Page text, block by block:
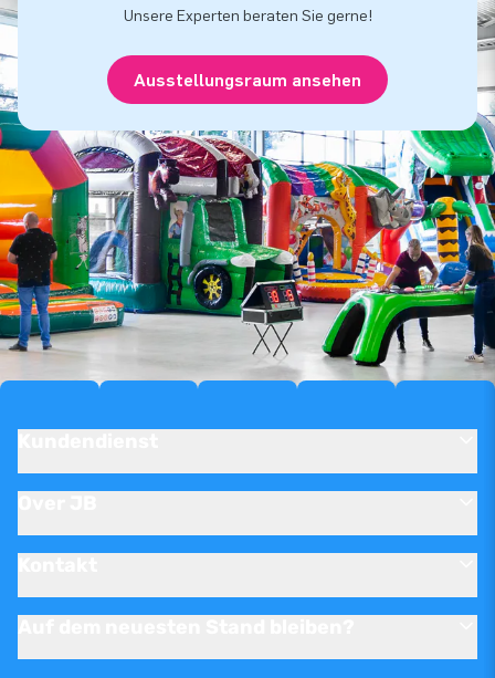
Unsere Experten beraten Sie gerne!
Ausstellungsraum ansehen